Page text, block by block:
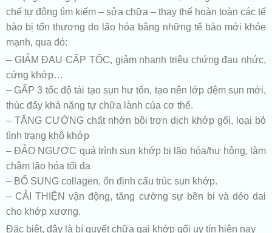
chế tự động tìm kiếm – sửa chữa – thay thế hoàn toàn các tế
bào bị tổn thương do lão hóa bằng những tế bào mới khỏe
mạnh, qua đó:
– GIẢM ĐAU CẤP TỐC, giảm nhanh triệu chứng đau nhức,
cứng khớp…
– GẤP 3 tốc độ tái tạo sụn hư tổn, tạo nên lớp đệm sụn mới,
thúc đẩy khả năng tự chữa lành của cơ thể.
– TĂNG CƯỜNG chất nhờn bôi trơn dịch khớp gối, loại bỏ
tình trạng khô khớp
– ĐẢO NGƯỢC quá trình sụn khớp bị lão hóa/hư hỏng, làm
chậm lão hóa tối đa
– BỔ SUNG collagen, ổn định cấu trúc sụn khớp.
– CẢI THIỆN vận động, tăng cường sự bền bỉ và dẻo dai
cho khớp xương.
Đặc biệt, đây là bí quyết chữa gai khớp gối uy tín hiện nay